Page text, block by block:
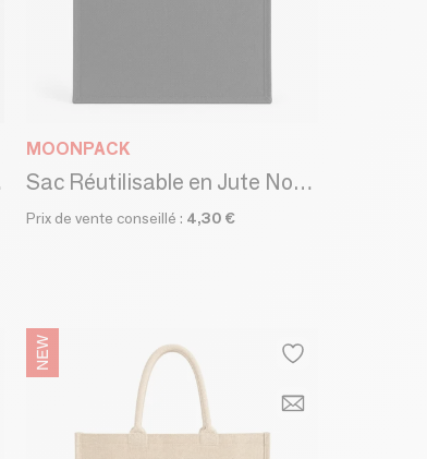
MOONPACK
Sac Réutilisable en Jute Noir - Ibiza M (35x15x30 cm)
Prix de vente conseillé : 4,30 €